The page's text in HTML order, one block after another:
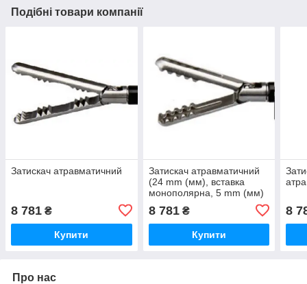
Подібні товари компанії
Затискач атравматичний
8 781 ₴
Купити
Затискач атравматичний
(24 mm (мм), вставка
монополярна, 5 mm (мм)
8 781₴
Купити
8
Про нас